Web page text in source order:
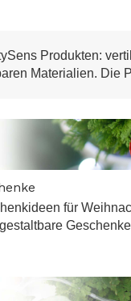
Produkten:
Materialien. Die
für